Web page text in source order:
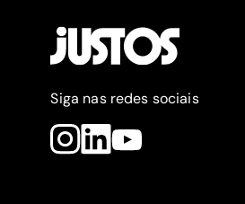
Siga nas redes sociais